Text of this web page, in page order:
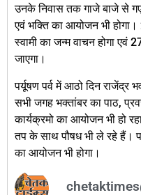
उनके निवास तक गाजे बाजे से
एवं भक्ति का आयोजन भी होगा।
स्वामी का जन्म वाचन होगा एवं
जाएगा।
पर्यूषण पर्व में आठो दिन
सभी जगह भक्तांबर का पाठ,
कार्यक्रमो का आयोजन भी हो
तप के साथ पौषध भी ले रहे हैं।
का आयोजन भी होगा।